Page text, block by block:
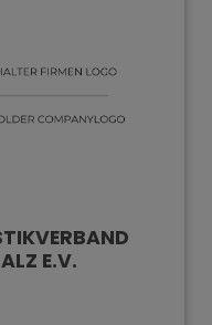
E.V.